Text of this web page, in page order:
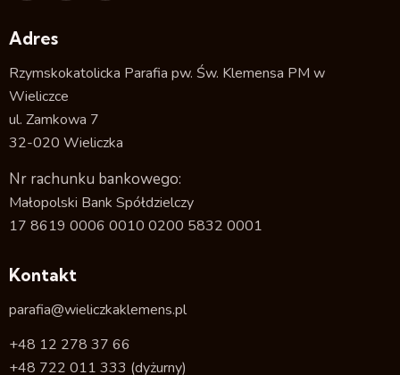
Adres
Rzymskokatolicka Parafia pw. Św. Klemensa PM w
Wieliczce
ul. Zamkowa 7
32-020 Wieliczka
Nr rachunku bankowego:
Małopolski Bank Spółdzielczy
17 8619 0006 0010 0200 5832 0001
Kontakt
parafia@wieliczkaklemens.pl
+48 12 278 37 66
+48 722 011 333 (dyżurny)